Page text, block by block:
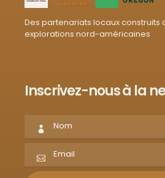
Des partenariats locaux construits
explorations nord-américaines
Inscrivez-nous à la